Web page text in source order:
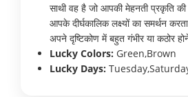
साथी वह है जो आपकी मेहनती प्रकृति की
आपके दीर्घकालिक लक्ष्यों का समर्थन
अपने दृष्टिकोण में बहुत गंभीर या कठोर
Lucky Colors: Green,Brown
Lucky Days: